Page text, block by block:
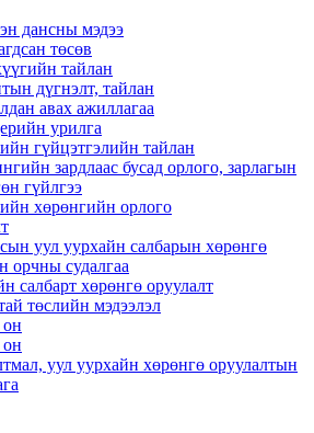
дансны мэдээ
төсөв
тайлан
дүгнэлт, тайлан
авах ажиллагаа
урилга
гүйцэтгэлийн тайлан
зардлаас бусад орлого, зарлагын
гүйлгээ
хөрөнгийн орлого
уул уурхайн салбарын хөрөнгө
орчны судалгаа
салбарт хөрөнгө оруулалт
төслийн мэдээлэл
он
он
уул уурхайн хөрөнгө оруулалтын